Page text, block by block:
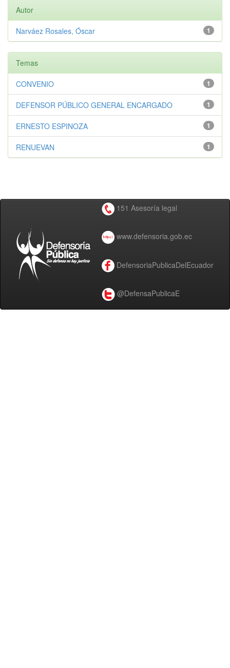
Autor
1
Narváez Rosales, Óscar
Temas
1
CONVENIO
1
DEFENSOR PÚBLICO GENERAL ENCARGADO
1
ERNESTO ESPINOZA
1
RENUEVAN
151 Asesoría legal
www.defensoria.gob.ec
DefensoriaPublicaDelEcuador
@DefensaPublicaE